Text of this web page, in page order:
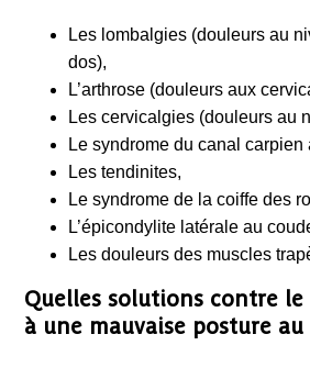
Les lombalgies (douleurs au
dos),
L’arthrose (douleurs aux
Les cervicalgies (douleurs au
Le syndrome du canal carpien
Les tendinites,
Le syndrome de la coiffe des
L’épicondylite latérale au
Les douleurs des muscles
Quelles solutions contre le
à une mauvaise posture au